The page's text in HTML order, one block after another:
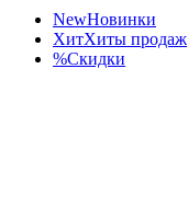
NewНовинки
ХитХиты продаж
%Скидки